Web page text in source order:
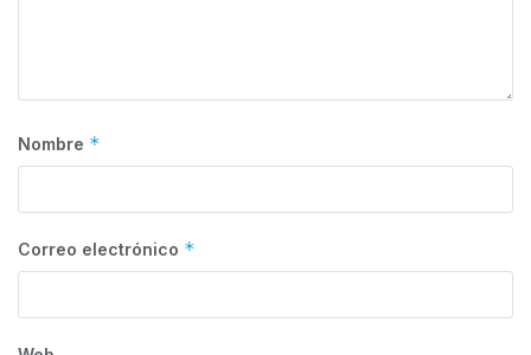
Nombre *
Correo electrónico *